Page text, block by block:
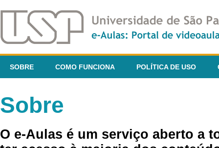
SOBRE COMO FUNCIONA POLÍTICA DE USO
Sobre
O e-Aulas é um serviço aberto a